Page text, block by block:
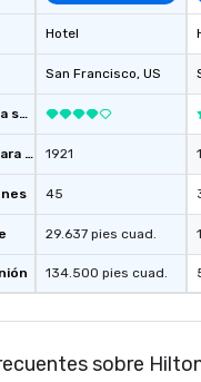
Calificación de la sede
Habitaciones para huéspedes
Hotel
San Francisco, US
1921
45
29.637 pies cuad.
134.500 pies cuad.
sobre